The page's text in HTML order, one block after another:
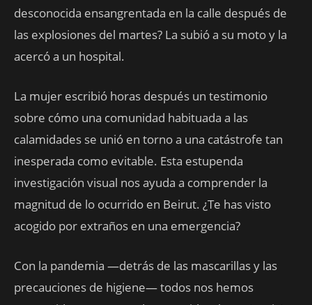
desconocida ensangrentada en la calle después de
las explosiones del martes? La subió a su moto y la
acercó a un hospital.
La mujer escribió horas después un testimonio
sobre cómo una comunidad habituada a las
calamidades se unió en torno a una catástrofe tan
inesperada como evitable. Esta estupenda
investigación visual nos ayuda a comprender la
magnitud de lo ocurrido en Beirut. ¿Te has visto
acogido por extraños en una emergencia?
Con la pandemia —detrás de las mascarillas y las
precauciones de higiene— todos nos hemos